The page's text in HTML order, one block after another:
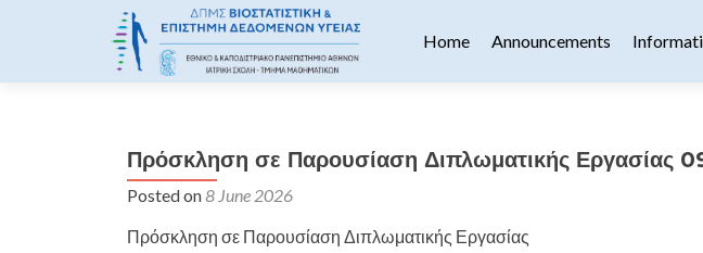
Home
Announcements
Πρόσκληση σε Παρουσίαση Διπλωματικής Εργασίας
Posted on8 June 2026
Πρόσκληση σε Παρουσίαση Διπλωματικής Εργασίας